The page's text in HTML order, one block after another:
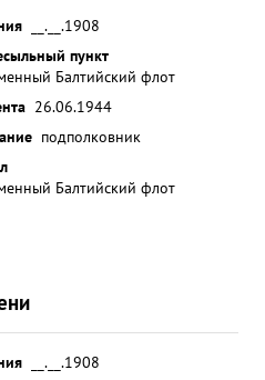
__.__.1908
пункт
Балтийский флот
26.06.1944
подполковник
Балтийский флот
__.__.1908